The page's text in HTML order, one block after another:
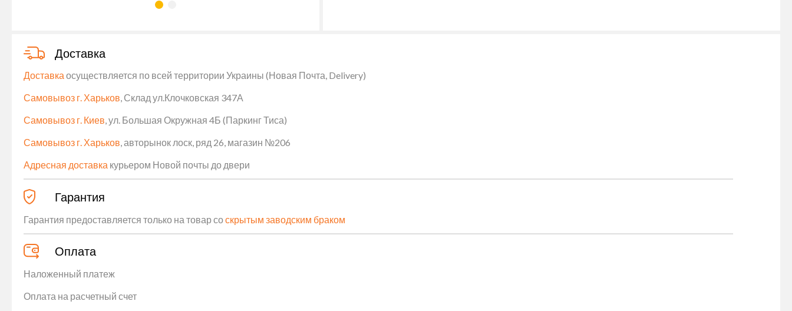
Доставка
Доставка осуществляется по всей территории Украины (Новая Почта, Delivery)
Самовывоз г. Харьков , Склад ул.Клочковская 347А
Самовывоз г. Киев , ул. Большая Окружная 4Б (Паркинг Тиса)
Самовывоз г. Харьков , авторынок лоск, ряд 26, магазин №206
Адресная доставка курьером Новой почты до двери
Гарантия
Гарантия предоставляется только на товар соскрытым заводским браком
Оплата
Наложенный платеж
Оплата на расчетный счет